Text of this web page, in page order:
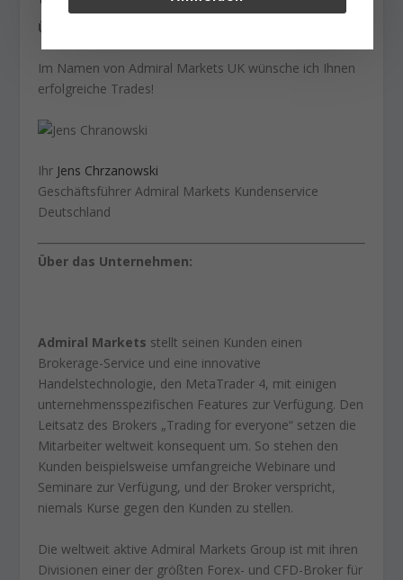
Über den Autor:
Im Namen von Admiral Markets UK wünsche ich Ihnen
erfolgreiche Trades!
Ihr Jens Chrzanowski
Geschäftsführer Admiral Markets Kundenservice
Deutschland
Über das Unternehmen:
Admiral Markets stellt seinen Kunden einen
Brokerage-Service und eine innovative
Handelstechnologie, den MetaTrader 4, mit einigen
unternehmensspezifischen Features zur Verfügung. Den
Leitsatz des Brokers „Trading for everyone“ setzen die
Mitarbeiter weltweit konsequent um. So stehen den
Kunden beispielsweise umfangreiche Webinare und
Seminare zur Verfügung, und der Broker verspricht,
niemals Kurse gegen den Kunden zu stellen.
Die weltweit aktive Admiral Markets Group ist mit ihren
Divisionen einer der größten Forex- und CFD-Broker für